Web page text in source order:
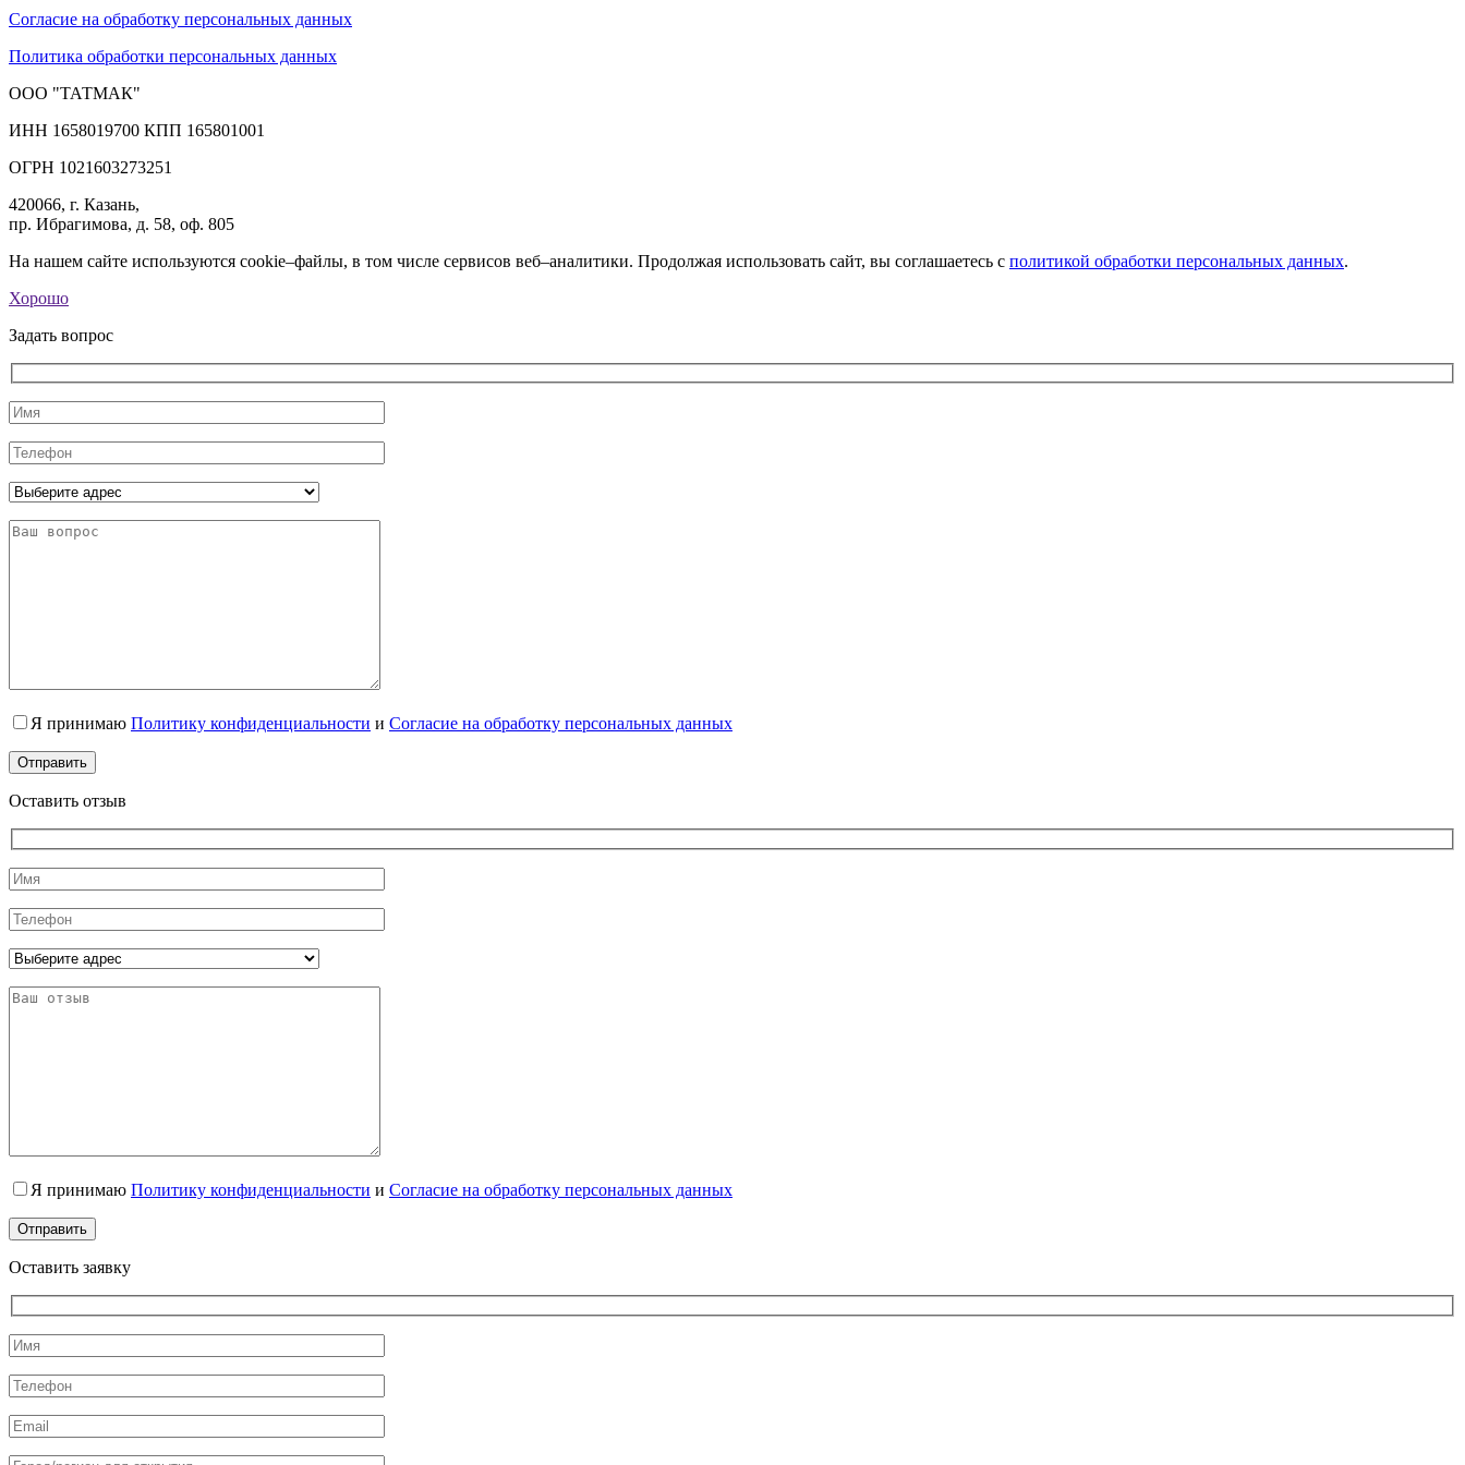
Согласие на обработку персональных данных
Политика обработки персональных данных
ООО "ТАТМАК"
ИНН 1658019700 КПП 165801001
ОГРН 1021603273251
420066, г. Казань,
пр. Ибрагимова, д. 58, оф. 805
На нашем сайте используются cookie–файлы, в том числе сервисов веб–аналитики. Продолжая использовать сайт, вы соглашаетесь с политикой обработки персональных данных.
Хорошо
Задать вопрос
Я принимаю Политику конфиденциальности и Согласие на обработку персональных данных
Оставить отзыв
Я принимаю Политику конфиденциальности и Согласие на обработку персональных данных
Оставить заявку